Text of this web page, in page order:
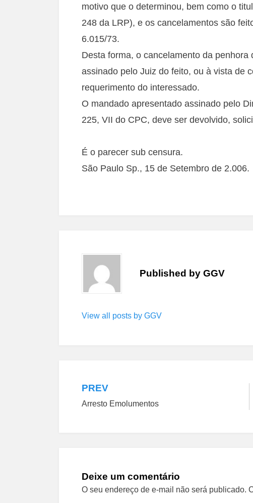
motivo que o determinou, bem como o
248 da LRP), e os cancelamentos são
6.015/73.
Desta forma, o cancelamento da
assinado pelo Juiz do feito, ou à vista de
requerimento do interessado.
O mandado apresentado assinado pelo
225, VII do CPC, deve ser devolvido,
É o parecer sub censura.
São Paulo Sp., 15 de Setembro de 2.006.
Published by GGV
View all posts by GGV
Navegação
de
PREV
Arresto Emolumentos
Deixe um comentário
O seu endereço de e-mail não será publicado.